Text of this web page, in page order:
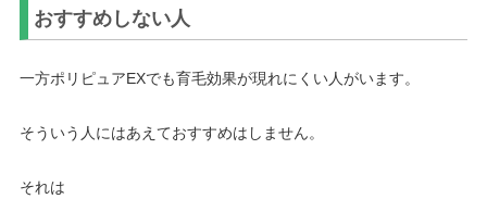
おすすめしない人
一方ポリピュアEXでも育毛効果が現れにくい人がいます。
そういう人にはあえておすすめはしません。
それは